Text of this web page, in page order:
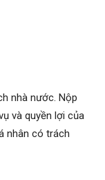
nhà nước. Nộp
và quyền lợi của
nhân có trách